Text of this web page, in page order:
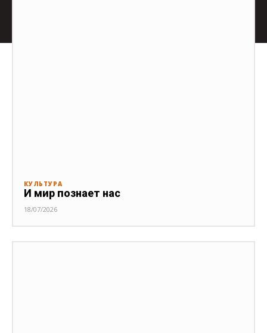
КУЛЬТУРА
И мир познает нас
18/07/2026